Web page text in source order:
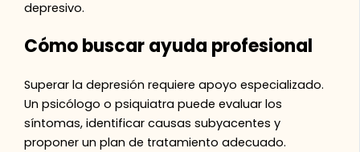
depresivo.
Cómo buscar ayuda profesional
Superar la depresión requiere apoyo especializado.
Un psicólogo o psiquiatra puede evaluar los
síntomas, identificar causas subyacentes y
proponer un plan de tratamiento adecuado.